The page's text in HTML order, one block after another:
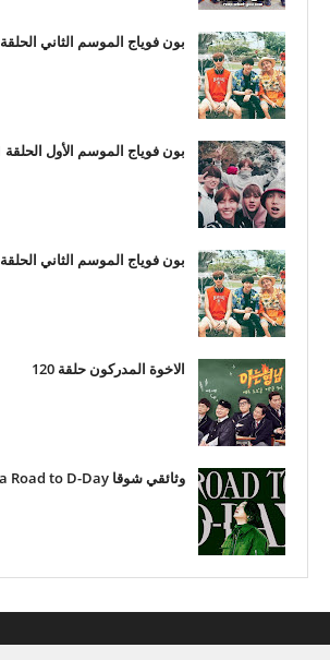
بون فوياج الموسم الثاني الحلقة 2 مترجمة للعربية
بون فوياج الموسم الأول الحلقة 1 مترجم للعربية
بون فوياج الموسم الثاني الحلقة 1 مترجمة للعربية
الاخوة المدركون حلقة 120
وثائقي شوقا Suga Road to D-Day مترجم للعربية